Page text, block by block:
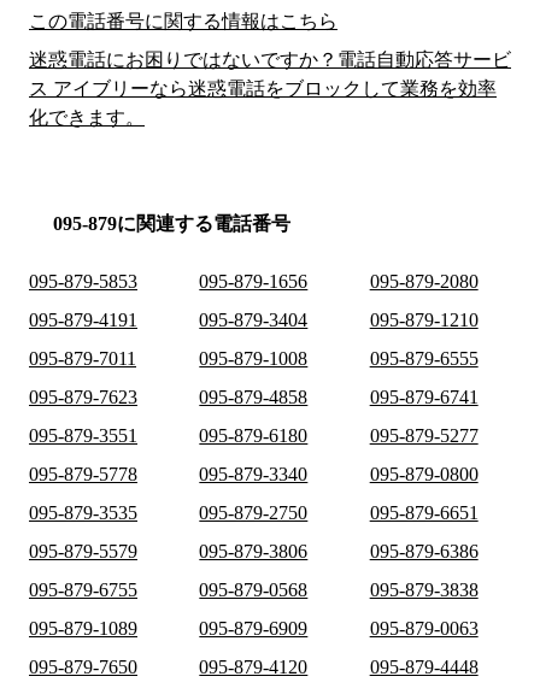
この電話番号に関する情報はこちら
迷惑電話にお困りではないですか？電話自動応答サービ
ス アイブリーなら迷惑電話をブロックして業務を効率
化できます。
095-879に関連する電話番号
095-879-5853 095-879-1656
095-879-2080
095-879-4191
095-879-3404
095-879-1210
095-879-7011
095-879-1008
095-879-6555
095-879-7623
095-879-4858
095-879-6741
095-879-3551
095-879-6180
095-879-5277
095-879-5778
095-879-3340
095-879-0800
095-879-3535
095-879-2750
095-879-6651
095-879-5579
095-879-3806
095-879-6386
095-879-6755
095-879-0568
095-879-3838
095-879-1089
095-879-6909
095-879-0063
095-879-7650
095-879-4120
095-879-4448